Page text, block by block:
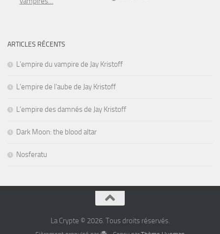
ARTICLES RÉCENTS
L’empire du vampire de Jay Kristoff
L’empire de l’aube de Jay Kristoff
L’empire des damnés de Jay Kristoff
Dark Moon: the blood altar
Nosferatu
La Crypte © 2026. Tous droits réservés.